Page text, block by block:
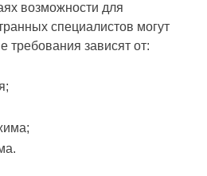
возможности для
специалистов могут
требования зависят от: